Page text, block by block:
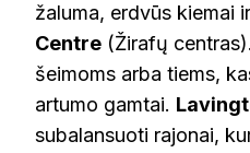
žaluma, erdvūs kiemai
Centre (Žirafų
šeimoms arba tiems,
artumo gamtai.
subalansuoti rajonai,